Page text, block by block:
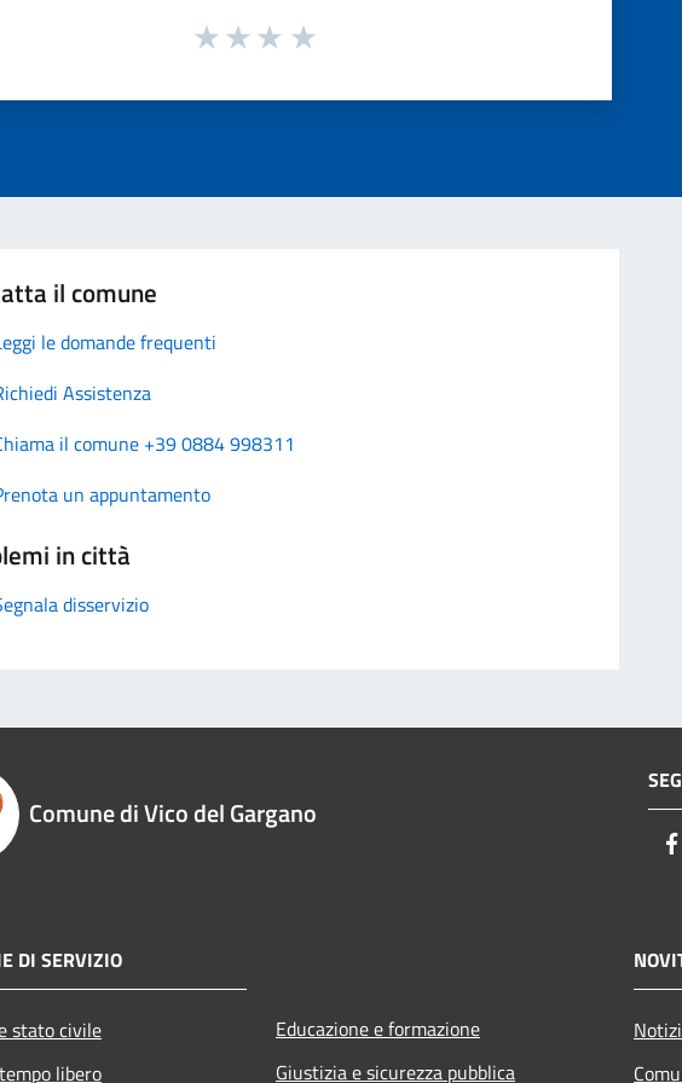
il comune
le domande frequenti
Assistenza
il comune +39 0884 998311
un appuntamento
in città
disservizio
Comune di Vico del Gargano
DI SERVIZIO
stato civile
libero
Educazione e formazione
Giustizia e sicurezza pubblica